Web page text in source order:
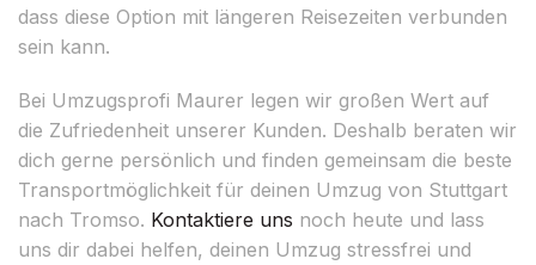
dass diese Option mit längeren Reisezeiten verbunden
sein kann.
Bei Umzugsprofi Maurer legen wir großen Wert auf
die Zufriedenheit unserer Kunden. Deshalb beraten wir
dich gerne persönlich und finden gemeinsam die beste
Transportmöglichkeit für deinen Umzug von Stuttgart
nach Tromso. Kontaktiere uns noch heute und lass
uns dir dabei helfen, deinen Umzug stressfrei und